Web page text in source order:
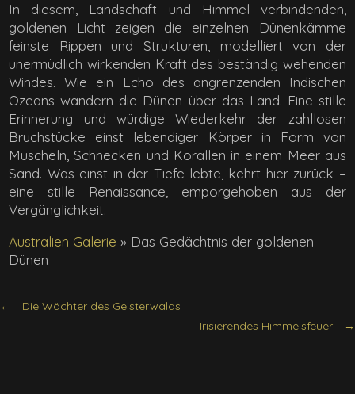
In diesem, Landschaft und Himmel verbindenden,
goldenen Licht zeigen die einzelnen Dünenkämme
feinste Rippen und Strukturen, modelliert von der
unermüdlich wirkenden Kraft des beständig wehenden
Windes. Wie ein Echo des angrenzenden Indischen
Ozeans wandern die Dünen über das Land. Eine stille
Erinnerung und würdige Wiederkehr der zahllosen
Bruchstücke einst lebendiger Körper in Form von
Muscheln, Schnecken und Korallen in einem Meer aus
Sand. Was einst in der Tiefe lebte, kehrt hier zurück –
eine stille Renaissance, emporgehoben aus der
Vergänglichkeit.
Australien Galerie » Das Gedächtnis der goldenen
Dünen
Die Wächter des Geisterwalds
Irisierendes Himmelsfeuer